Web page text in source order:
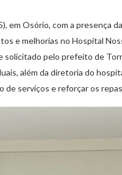
em Osório, com a presença
e melhorias no Hospital
solicitado pelo prefeito de
além da diretoria do
serviços e reforçar os